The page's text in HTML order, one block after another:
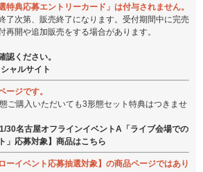
典応募エントリーカード」は付与されません。
了次第、販売終了になります。受付期間中に完売
再開や追加販売をする場合があります。
認ください。
ャルサイト
ージです。
ご購入いただいても3形態セット特典はつきませ
30名古屋オフラインイベントA「ライブ会場での
」応募対象】商品はこちら
ーイベント応募抽選対象】の商品ページではあり